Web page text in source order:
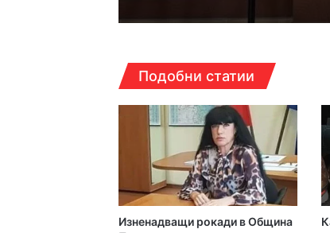
16:38ч, петък, 7
Над 5 кг
16:16ч, петък, 7
Какво да
Подобни статии
Изненадващи рокади в Община